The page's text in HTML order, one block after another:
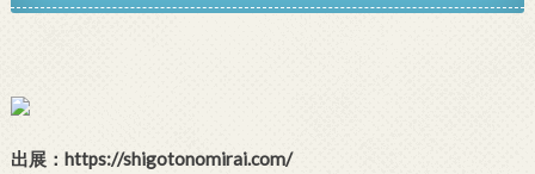
出展：https://shigotonomirai.com/